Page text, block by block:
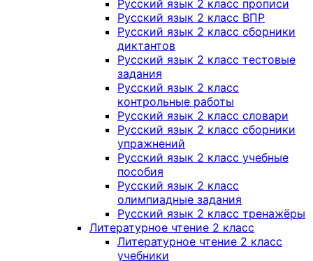
Русский язык 2 класс прописи
Русский язык 2 класс ВПР
Русский язык 2 класс сборники
диктантов
Русский язык 2 класс тестовые
задания
Русский язык 2 класс
контрольные работы
Русский язык 2 класс словари
Русский язык 2 класс сборники
упражнений
Русский язык 2 класс учебные
пособия
Русский язык 2 класс
олимпиадные задания
Русский язык 2 класс тренажёры
Литературное чтение 2 класс
Литературное чтение 2 класс
учебники